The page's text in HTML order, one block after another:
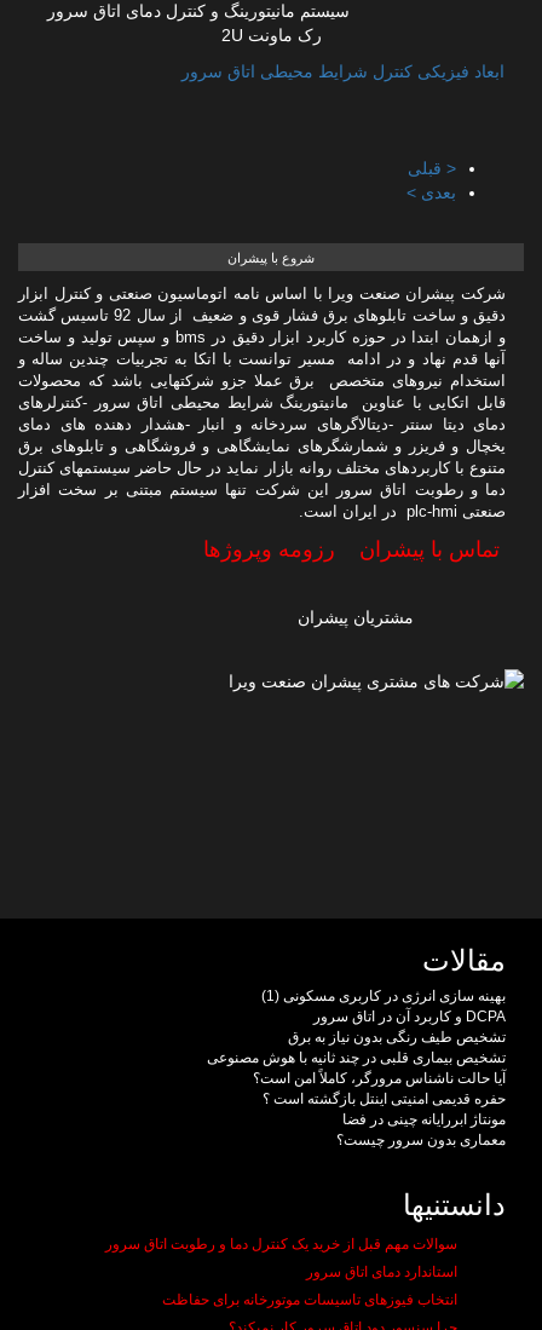
سیستم مانیتورینگ و کنترل دمای اتاق سرور
رک ماونت 2U
ابعاد فیزیکی کنترل شرایط محیطی اتاق سرور
< قبلی
بعدی >
شروع با پیشران
شرکت پیشران صنعت ویرا با اساس نامه اتوماسیون صنعتی و کنترل ابزار
دقیق و ساخت تابلوهای برق فشار قوی و ضعیف از سال 92 تاسیس گشت
و ازهمان ابتدا در حوزه کاربرد ابزار دقیق در bms و سپس تولید و ساخت
آنها قدم نهاد و در ادامه مسیر توانست با اتکا به تجربیات چندین ساله و
استخدام نیروهای متخصص برق عملا جزو شرکتهایی باشد که محصولات
قابل اتکایی با عناوین مانیتورینگ شرایط محیطی اتاق سرور -کنترلرهای
دمای دیتا سنتر -دیتالاگرهای سردخانه و انبار -هشدار دهنده های دمای
یخچال و فریزر و شمارشگرهای نمایشگاهی و فروشگاهی و تابلوهای برق
متنوع با کاربردهای مختلف روانه بازار نماید در حال حاضر سیستمهای کنترل
دما و رطوبت اتاق سرور این شرکت تنها سیستم مبتنی بر سخت افزار
صنعتی plc-hmi در ایران است.
تماس با پیشران رزومه وپروژها
مشتریان پیشران
مقالات
بهینه سازی انرژی در کاربری مسکونی (1)
DCPA و کاربرد آن در اتاق سرور
تشخیص طیف رنگی بدون نیاز به برق
تشخیص بیماری قلبی در چند ثانیه با هوش مصنوعی
آیا حالت ناشناس مرورگر، کاملاً امن است؟
حفره قدیمی امنیتی اینتل بازگشته است ؟
مونتاژ ابررایانه چینی در فضا
معماری بدون سرور چیست؟
دانستنیها
سوالات مهم قبل از خرید یک کنترل دما و رطوبت اتاق سرور
استاندارد دمای اتاق سرور
انتخاب فیوزهای تاسیسات موتورخانه برای حفاظت